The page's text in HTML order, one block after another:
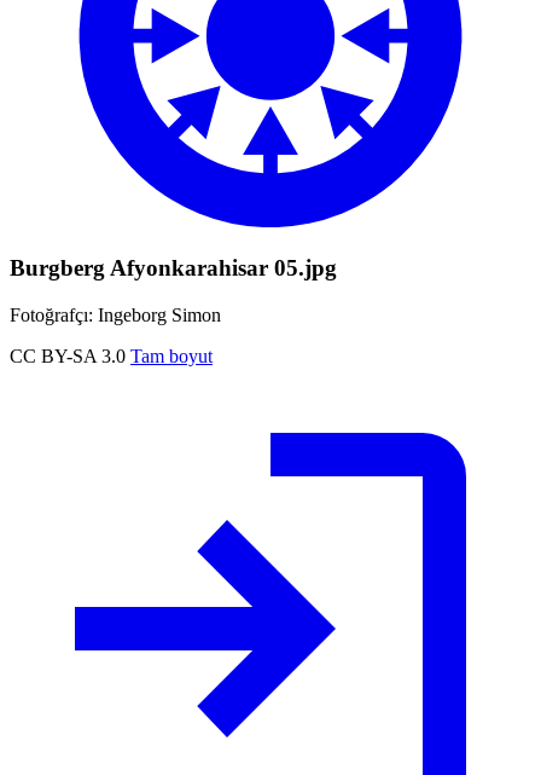
Burgberg Afyonkarahisar 05.jpg
Fotoğrafçı: Ingeborg Simon
CC BY-SA 3.0 Tam boyut